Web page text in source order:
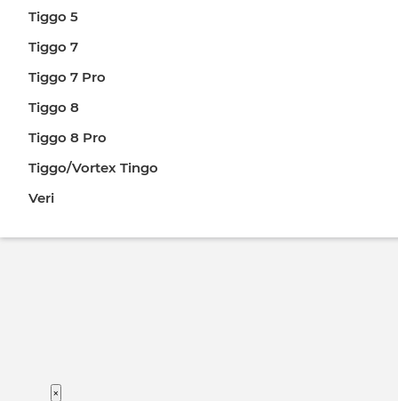
Tiggo 5
Tiggo 7
Tiggo 7 Pro
Tiggo 8
Tiggo 8 Pro
Tiggo/Vortex Tingo
Veri
×